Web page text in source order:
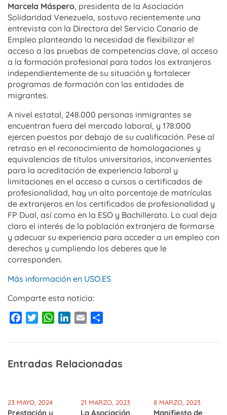
Marcela Máspero, presidenta de la Asociación
Solidaridad Venezuela, sostuvo recientemente una
entrevista con la Directora del Servicio Canario de
Empleo planteando la necesidad de flexibilizar el
acceso a las pruebas de competencias clave, al acceso
a la formación profesional para todos los extranjeros
independientemente de su situación y fortalecer
programas de formación con las entidades de
migrantes.
A nivel estatal, 248.000 personas inmigrantes se
encuentran fuera del mercado laboral, y 178.000
ejercen puestos por debajo de su cualificación. Pese al
retraso en el reconocimiento de homologaciones y
equivalencias de títulos universitarios, inconvenientes
para la acreditación de experiencia laboral y
limitaciones en el acceso a cursos o certificados de
profesionalidad, hay un alto porcentaje de matrículas
de extranjeros en los certificados de profesionalidad y
FP Dual, así como en la ESO y Bachillerato. Lo cual deja
claro el interés de la población extranjera de formarse
y adecuar su experiencia para acceder a un empleo con
derechos y cumpliendo los deberes que le
corresponden.
Más información en USO.ES
Comparte esta noticia:
Facebook
TwitterWhatsApp
LinkedIn
Email
Entradas Relacionadas
23 MAYO, 2024
Prestación y
21 MARZO, 2023
La Asociación
8 MARZO, 2023
Manifiesto de